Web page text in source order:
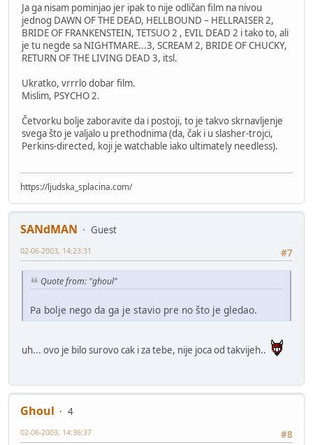
Ja ga nisam pominjao jer ipak to nije odličan film na nivou
jednog DAWN OF THE DEAD, HELLBOUND – HELLRAISER 2,
BRIDE OF FRANKENSTEIN, TETSUO 2 , EVIL DEAD 2 i tako to, ali
je tu negde sa NIGHTMARE...3, SCREAM 2, BRIDE OF CHUCKY,
RETURN OF THE LIVING DEAD 3, itsl.
Ukratko, vrrrlo dobar film.
Mislim, PSYCHO 2.
Četvorku bolje zaboravite da i postoji, to je takvo skrnavljenje
svega što je valjalo u prethodnima (da, čak i u slasher-trojci,
Perkins-directed, koji je watchable iako ultimately needless).
https://ljudska_splacina.com/
SANdMAN
Guest
#7
02-06-2003, 14:23:31
Quote from: "ghoul"
Pa bolje nego da ga je stavio pre no što je gledao.
uh... ovo je bilo surovo cak i za tebe, nije joca od takvijeh..
Ghoul
4
#8
02-06-2003, 14:36:37